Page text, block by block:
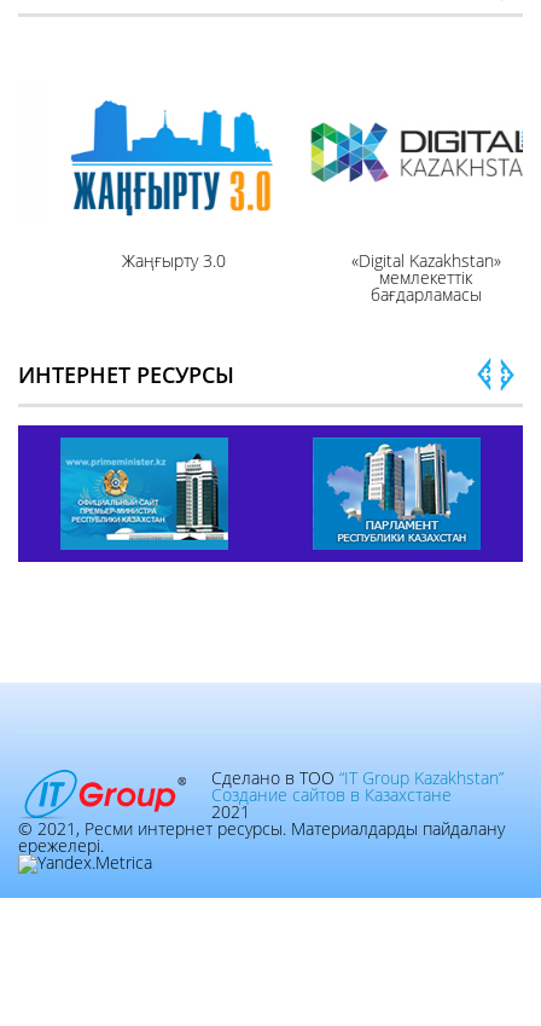
Қазақстан 2050 Промышленная
революция 4.0
ИНТЕРНЕТ РЕСУРСЫ
Сделано в ТОО “IT Group Kazakhstan”
Создание сайтов в Казахстане
2021
© 2021, Ресми интернет ресурсы. Материалдарды пайдалану
ережелері.